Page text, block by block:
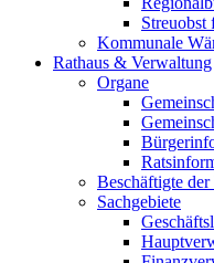
Streuobst
Kommunale
Rathaus & Verwaltung
Organe
Beschäftigte
Sachgebiete